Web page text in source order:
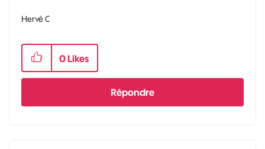
Hervé C
0 Likes
Répondre